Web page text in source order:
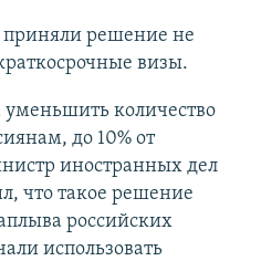
решение не
визы.
количество
до 10% от
иностранных дел
что такое решение
российских
использовать